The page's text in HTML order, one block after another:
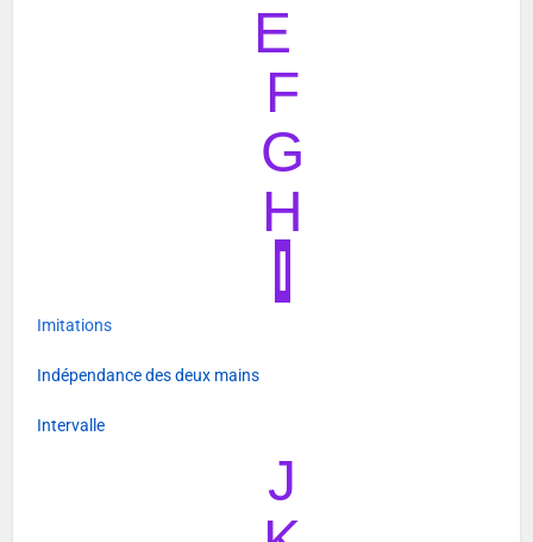
E
F
G
H
I
Imitations
Indépendance des deux mains
Intervalle
J